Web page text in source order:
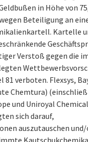
in Höhe von
Beteiligung an
Kartelle
Verstoß gegen die
81 verboten. Flexsys,
Chemtura)
und Uniroyal Chemical
sich darauf,
auszutauschen und/